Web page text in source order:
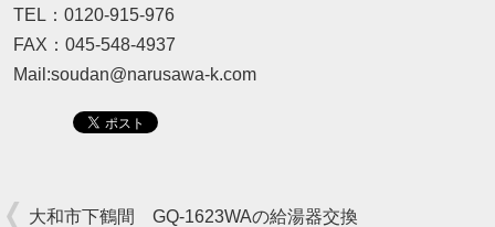
TEL：0120-915-976
FAX：045-548-4937
Mail:soudan@narusawa-k.com
大和市下鶴間 GQ-1623WAの給湯器交換